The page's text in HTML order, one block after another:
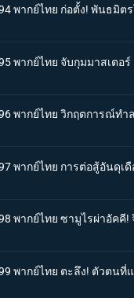
พากย์ไทย ก่อตั้ง! พันธมิต
พากย์ไทย จับกุมมาสเตอ
พากย์ไทย วิกฤตการณ์ท
พากย์ไทย การต่อสู้อันดุ
พากย์ไทย ซามูไรผ่าอัคคี!
พากย์ไทย ตะลึง! ตัวตนที่